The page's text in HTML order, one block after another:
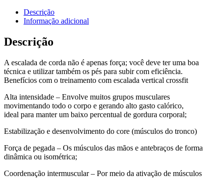
Descrição
Informação adicional
Descrição
A escalada de corda não é apenas força; você deve ter uma boa
técnica e utilizar também os pés para subir com eficiência.
Benefícios com o treinamento com escalada vertical crossfit
Alta intensidade – Envolve muitos grupos musculares
movimentando todo o corpo e gerando alto gasto calórico,
ideal para manter um baixo percentual de gordura corporal;
Estabilização e desenvolvimento do core (músculos do tronco)
Força de pegada – Os músculos das mãos e antebraços de forma
dinâmica ou isométrica;
Coordenação intermuscular – Por meio da ativação de músculos